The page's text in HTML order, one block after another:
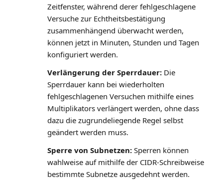
Zeitfenster, während derer fehlgeschlagene
Versuche zur Echtheitsbestätigung
zusammenhängend überwacht werden,
können jetzt in Minuten, Stunden und Tagen
konfiguriert werden.
Verlängerung der Sperrdauer:Die
Sperrdauer kann bei wiederholten
fehlgeschlagenen Versuchen mithilfe eines
Multiplikators verlängert werden, ohne dass
dazu die zugrundeliegende Regel selbst
geändert werden muss.
Sperre von Subnetzen:Sperren können
wahlweise auf mithilfe der CIDR-Schreibweise
bestimmte Subnetze ausgedehnt werden.